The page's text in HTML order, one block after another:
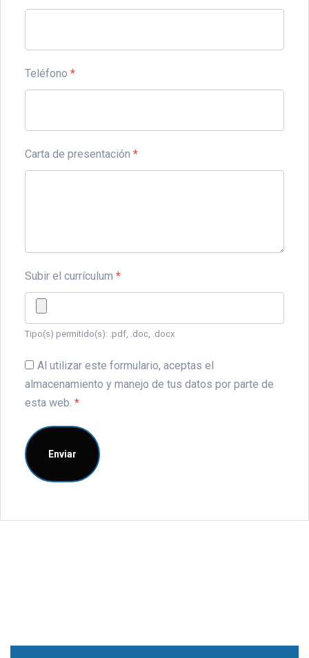
Teléfono *
Carta de presentación *
Subir el currículum *
Tipo(s) permitido(s): .pdf, .doc, .docx
Al utilizar este formulario, aceptas el
almacenamiento y manejo de tus datos por parte de
esta web. *